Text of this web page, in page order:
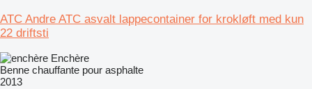
ATC Andre ATC asvalt lappecontainer for krokløft med kun
22 driftsti
Enchère
Benne chauffante pour asphalte
2013